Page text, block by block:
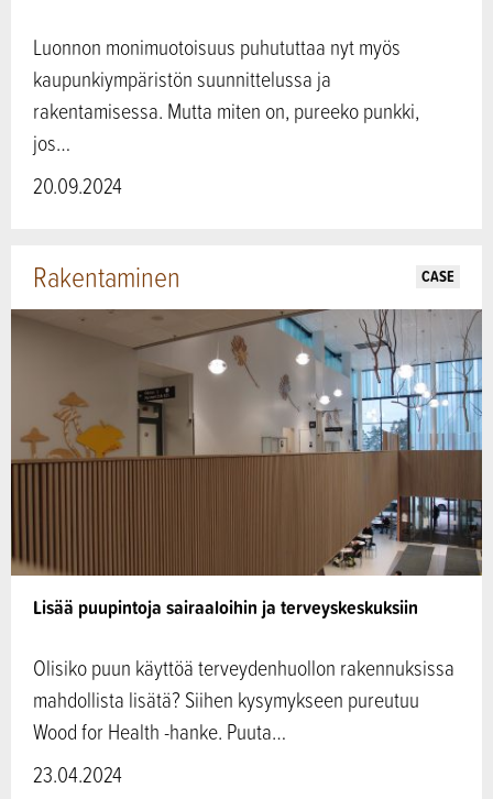
Luonnon monimuotoisuus puhututtaa nyt myös
kaupunkiympäristön suunnittelussa ja
rakentamisessa. Mutta miten on, pureeko punkki,
jos…
20.09.2024
Lisää puupintoja sairaaloihin ja terveyskeskuksiin
Rakentaminen CASE
Olisiko puun käyttöä terveydenhuollon rakennuksissa
mahdollista lisätä? Siihen kysymykseen pureutuu
Wood for Health -hanke. Puuta…
23.04.2024